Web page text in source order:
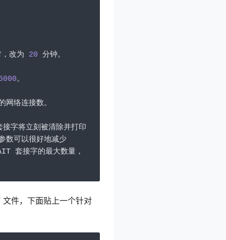
改为 20 分钟。
。
网络连接数。
接字将立刻被清除并打印
数可以很好地减少
套接字的最大数量，
件，下面贴上一个针对